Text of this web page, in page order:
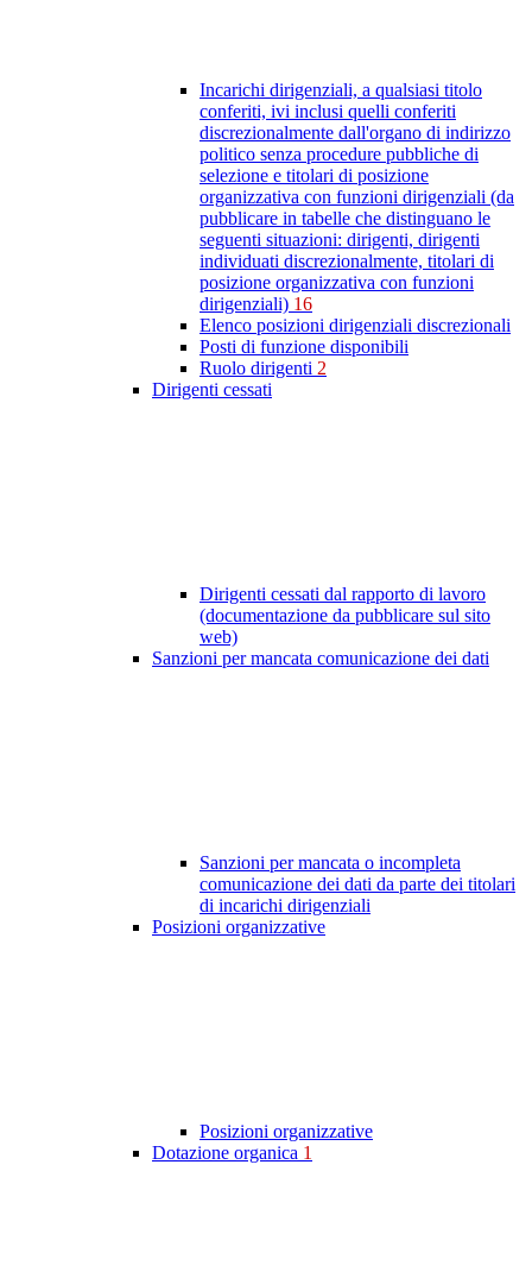
Incarichi dirigenziali, a qualsiasi titolo
conferiti, ivi inclusi quelli conferiti
discrezionalmente dall'organo di indirizzo
politico senza procedure pubbliche di
selezione e titolari di posizione
organizzativa con funzioni dirigenziali (da
pubblicare in tabelle che distinguano le
seguenti situazioni: dirigenti, dirigenti
individuati discrezionalmente, titolari di
posizione organizzativa con funzioni
dirigenziali) 16
Elenco posizioni dirigenziali discrezionali
Posti di funzione disponibili
Ruolo dirigenti 2
Dirigenti cessati
Dirigenti cessati dal rapporto di lavoro
(documentazione da pubblicare sul sito
web)
Sanzioni per mancata comunicazione dei dati
Sanzioni per mancata o incompleta
comunicazione dei dati da parte dei titolari
di incarichi dirigenziali
Posizioni organizzative
Posizioni organizzative
Dotazione organica 1